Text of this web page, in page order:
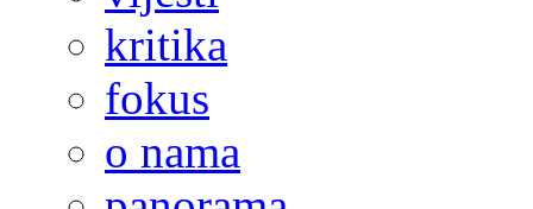
kritika
fokus
o nama